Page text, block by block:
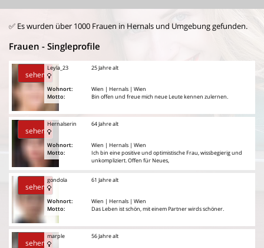
✅ Es wurden über 1000 Frauen in Hernals und Umgebung gefunden.
Frauen - Singleprofile
sehen
Leyla_23
Wohnort:
Motto:
25 Jahre alt
Wien | Hernals | Wien
Bin offen und freue mich neue Leute kennen zulernen.
sehen
Hernalserin
Wohnort:
Motto:
64 Jahre alt
Wien | Hernals | Wien
Ich bin eine positive und optimistische Frau, wissbegierig und
unkompliziert. Offen für Neues,
sehen
gondola
Wohnort:
Motto:
61 Jahre alt
Wien | Hernals | Wien
Das Leben ist schön, mit einem Partner wirds schöner.
sehen
marple 56 Jahre alt